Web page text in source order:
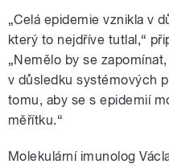
„Celá epidemie vznikla v
který to nejdříve tutlal,“
„Nemělo by se
v důsledku systémových
tomu, aby se s epidemií
měřítku.“
Molekulární imunolog